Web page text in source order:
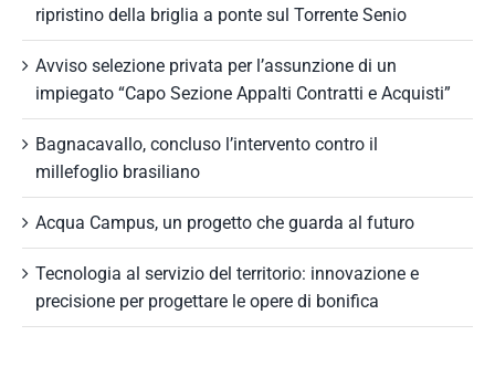
ripristino della briglia a ponte sul Torrente Senio
Avviso selezione privata per l’assunzione di un
impiegato “Capo Sezione Appalti Contratti e Acquisti”
Bagnacavallo, concluso l’intervento contro il
millefoglio brasiliano
Acqua Campus, un progetto che guarda al futuro
Tecnologia al servizio del territorio: innovazione e
precisione per progettare le opere di bonifica